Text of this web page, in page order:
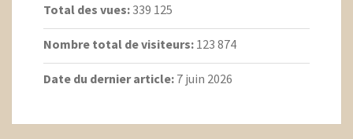
Total des vues: 339 125
Nombre total de visiteurs: 123 874
Date du dernier article: 7 juin 2026